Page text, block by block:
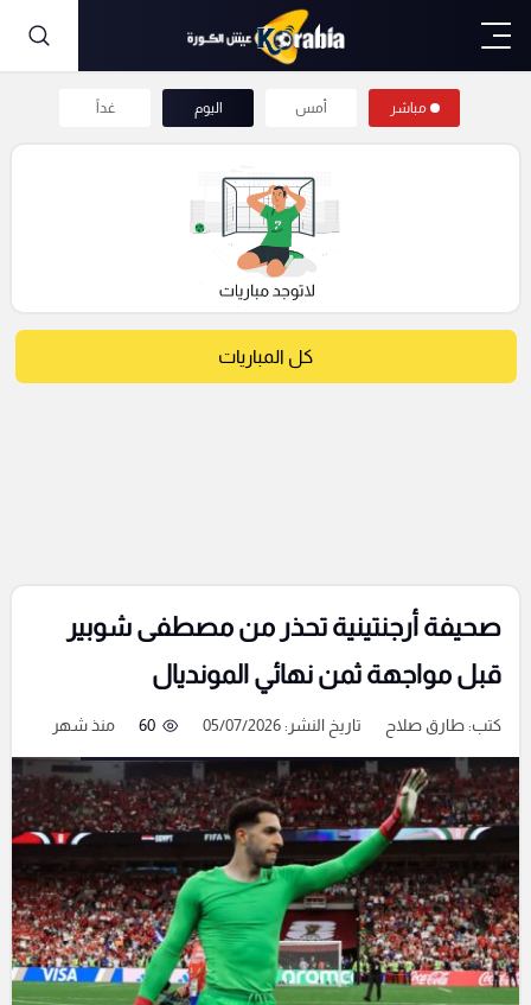
مباشر أمس اليوم غداً
كل المباريات
صحيفة أرجنتينية تحذر من مصطفى شوبير
قبل مواجهة ثمن نهائي المونديال
كتب:طارق صلاح تاريخ النشر: 05/07/2026 60 منذ شهر